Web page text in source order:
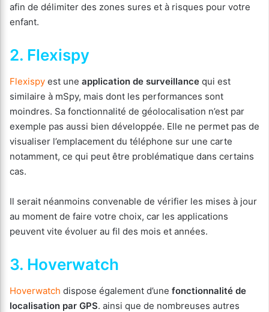
afin de délimiter des zones sures et à risques pour votre
enfant.
2. Flexispy
Flexispy est une application de surveillance qui est
similaire à mSpy, mais dont les performances sont
moindres. Sa fonctionnalité de géolocalisation n’est par
exemple pas aussi bien développée. Elle ne permet pas de
visualiser l’emplacement du téléphone sur une carte
notamment, ce qui peut être problématique dans certains
cas.
Il serait néanmoins convenable de vérifier les mises à jour
au moment de faire votre choix, car les applications
peuvent vite évoluer au fil des mois et années.
3. Hoverwatch
Hoverwatch dispose également d’une fonctionnalité de
localisation par GPS. ainsi que de nombreuses autres